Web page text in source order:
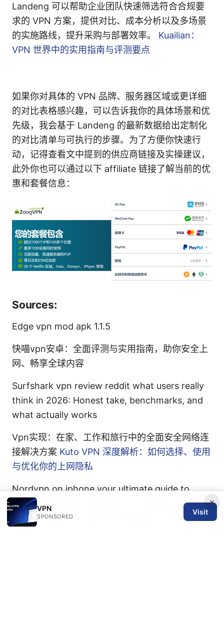
Landeng 可以帮助企业团队快速筛选符合合规要
求的 VPN 方案，提供对比、成本分析以及多场景
的实施路线，提升采购与部署效率。 Kuailian：
VPN 世界中的实用指南与评测要点
如果你对具体的 VPN 品牌、服务器区域或更详细
的对比表格感兴趣，可以告诉我你的具体场景和优
先级，我会基于 Landeng 的最新数据给出定制化
的对比清单与可执行的步骤。为了方便你快速行
动，记得查看文中提到的供应商链接及实操建议，
此外你也可以通过以下 affiliate 链接了解当前的优
惠和套餐信息：
Sources:
Edge vpn mod apk 1.1.5
快喵vpn安卓：全面评测与实用指南，助你安全上
网、畅享全球内容
Surfshark vpn review reddit what users really
think in 2026: Honest take, benchmarks, and
what actually works
Vpn实现：在家、工作和旅行中的全面安全网络连
接解决方案 Kuto VPN 深度解析：如何选择、使用
与优化你的上网隐私
Nordvpn on iphone your ultimate guide to
security freedom: Nordvpn on iphone your
ultimate guide to security freedom
×
VPN
SPONSORED
Visit